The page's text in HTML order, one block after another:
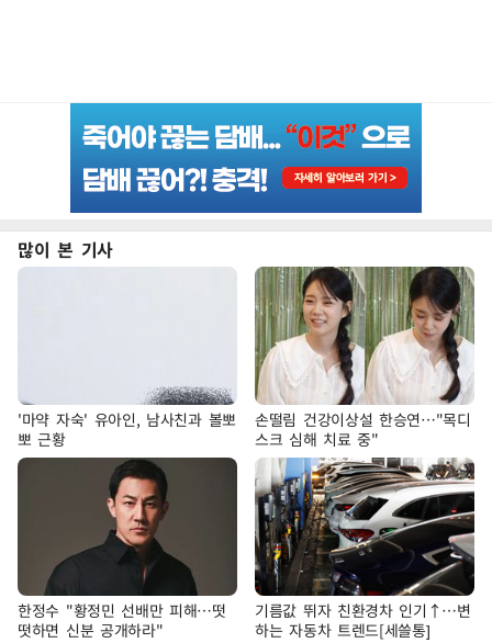
많이 본 기사
'마약 자숙' 유아인, 남사친과 볼뽀
뽀 근황
손떨림 건강이상설 한승연…"목디
스크 심해 치료 중"
한정수 "황정민 선배만 피해…떳
떳하면 신분 공개하라"
기름값 뛰자 친환경차 인기↑…변
하는 자동차 트렌드[세쓸통]